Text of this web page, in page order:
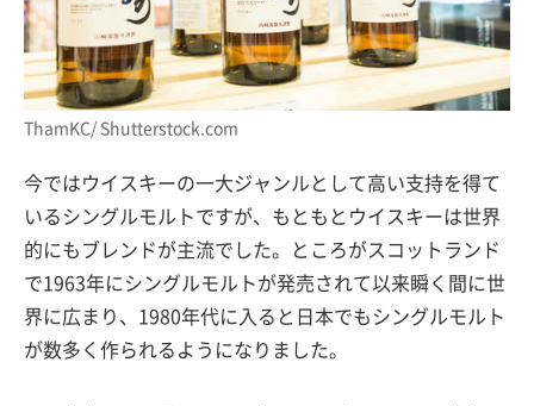
ThamKC/ Shutterstock.com
今ではウイスキーの一大ジャンルとして高い支持を得て
いるシングルモルトですが、もともとウイスキーは世界
的にもブレンドが主流でした。ところがスコットランド
で1963年にシングルモルトが発売されて以来瞬く間に世
界に広まり、1980年代に入ると日本でもシングルモルト
が数多く作られるようになりました。